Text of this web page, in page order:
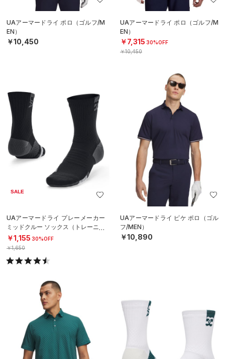
UAアーマードライ ポロ（ゴルフ/M
EN）
￥10,450
UAアーマードライ ポロ（ゴルフ/M
EN）
￥7,315 30%OFF
￥10,450
SALE
UAアーマードライ プレーメーカー
ミッドクルー ソックス（トレーニン
グ/UNISEX）
￥1,155 30%OFF
￥1,650
UAアーマードライ ピケ ポロ（ゴル
フ/MEN）
￥10,890